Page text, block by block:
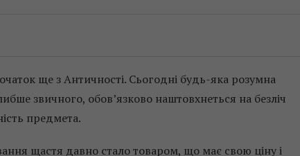
ще з Античності. Сьогодні будь-яка розумна
звичного, обов’язково наштовхнеться на безліч
предмета.
щастя давно стало товаром, що має свою ціну і